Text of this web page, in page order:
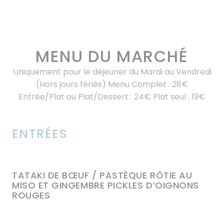
MENU DU MARCHÉ
Uniquement pour le déjeuner du Mardi au Vendredi
(Hors jours fériés) Menu Complet : 28€
Entrée/Plat ou Plat/Dessert : 24€ Plat seul : 19€
ENTRÉES
TATAKI DE BŒUF / PASTÈQUE RÔTIE AU
MISO ET GINGEMBRE PICKLES D’OIGNONS
ROUGES